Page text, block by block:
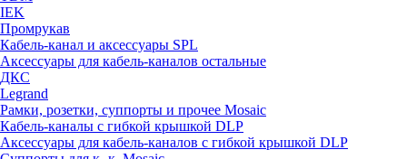
IEK
Промрукав
Кабель-канал и аксессуары SPL
Аксессуары для кабель-каналов остальные
ДКС
Legrand
Рамки, розетки, суппорты и прочее Mosaic
Кабель-каналы с гибкой крышкой DLP
Аксессуары для кабель-каналов с гибкой крышкой DLP